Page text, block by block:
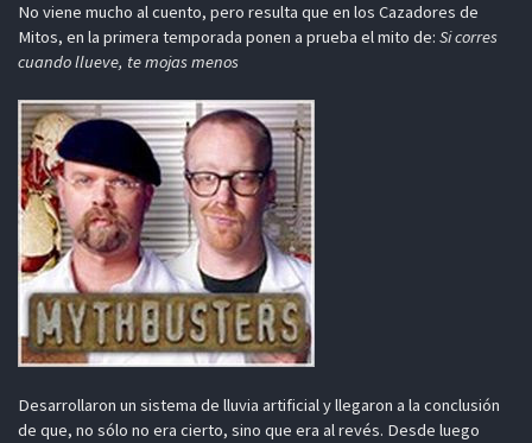
No viene mucho al cuento, pero resulta que en los Cazadores de
Mitos, en la primera temporada ponen a prueba el mito de: Si corres
cuando llueve, te mojas menos
Desarrollaron un sistema de lluvia artificial y llegaron a la conclusión
de que, no sólo no era cierto, sino que era al revés. Desde luego